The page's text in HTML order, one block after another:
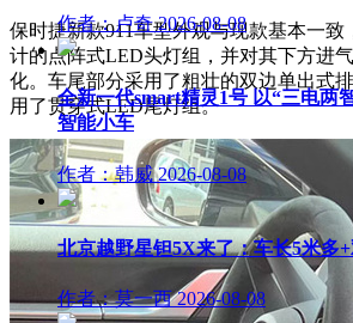
保时捷新款911车型外观与现款基本一致
计的点阵式LED头灯组，并对其下方进
化。车尾部分采用了粗壮的双边单出式
用了贯穿式LED尾灯组。
作者：卢奇 2026-08-08
全新一代smart精灵1号 以“三电两
智能小车
作者：韩威 2026-08-08
北京越野星钽5X来了：车长5米多
作者：莫一西 2026-08-08